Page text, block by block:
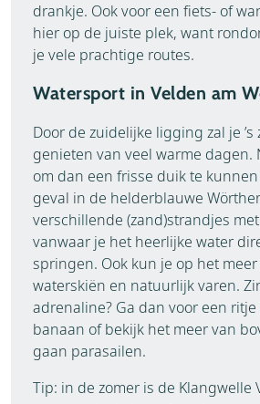
drankje. Ook voor een fiets- of
hier op de juiste plek, want
je vele prachtige routes.
Watersport in Velden am
Door de zuidelijke ligging zal je
genieten van veel warme dagen.
om dan een frisse duik te
geval in de helderblauwe
verschillende (zand)strandjes
vanwaar je het heerlijke water
springen. Ook kun je op het
waterskiën en natuurlijk varen.
adrenaline? Ga dan voor een
banaan of bekijk het meer van
gaan parasailen.
Tip: in de zomer is de Klangwelle